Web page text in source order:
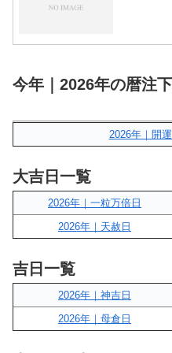
今年｜2026年の暦注
2026年｜開
大吉日一覧
2026年｜一粒万倍日
2026年｜天赦日
吉日一覧
2026年｜神吉日
2026年｜母倉日